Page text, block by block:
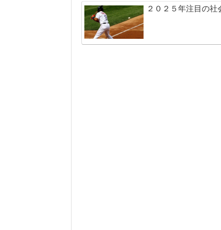
２０２５年注目の